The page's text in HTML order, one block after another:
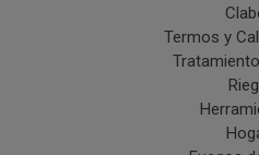
Termos y